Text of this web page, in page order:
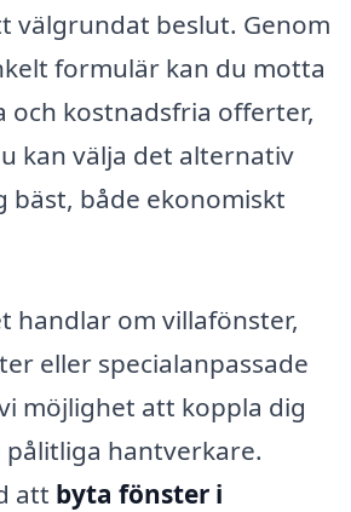
välgrundat beslut. Genom
formulär kan du motta
och kostnadsfria offerter,
kan välja det alternativ
bäst, både ekonomiskt
handlar om villafönster,
eller specialanpassade
möjlighet att koppla dig
hantverkare.
att byta fönster i